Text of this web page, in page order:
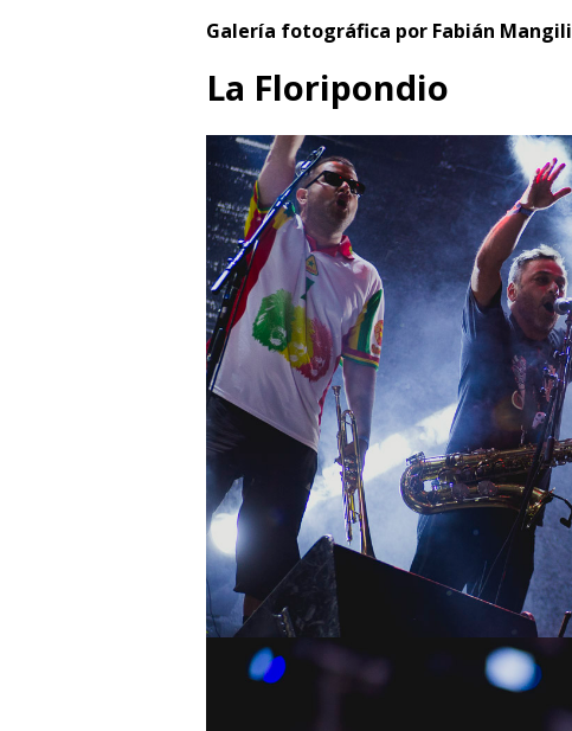
Galería fotográfica por Fabián Mangili
La Floripondio